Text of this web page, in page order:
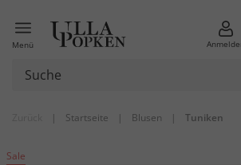
Menü
| Startseite | Blusen | Tuniken
Sale